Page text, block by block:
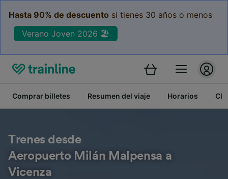
Hasta 90% de descuento si tienes 30 años o menos
Verano Joven 2026 🏖️
Comprar billetes Resumen del viaje Horarios
Trenes desde
Aeropuerto Milán Malpensa a
Vicenza